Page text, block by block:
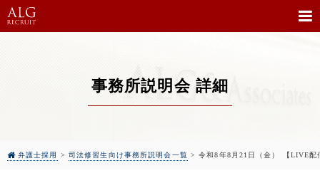
事務所説明会 詳細
弁護士採用 > 司法修習生向け事務所説明会一覧 >令和8年8月21日（金） 【LIVE配